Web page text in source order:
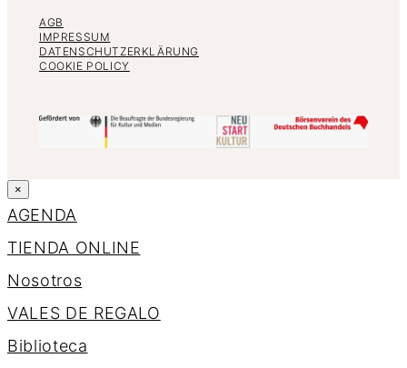
AGB
IMPRESSUM
DATENSCHUTZERKLÄRUNG
COOKIE POLICY
×
AGENDA
TIENDA ONLINE
Nosotros
VALES DE REGALO
Biblioteca